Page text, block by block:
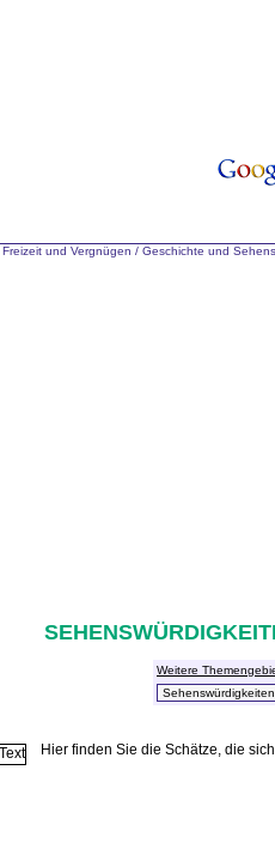
Freizeit und Vergnügen / Geschichte und
Weitere
Hier finden Sie die Schätze, die